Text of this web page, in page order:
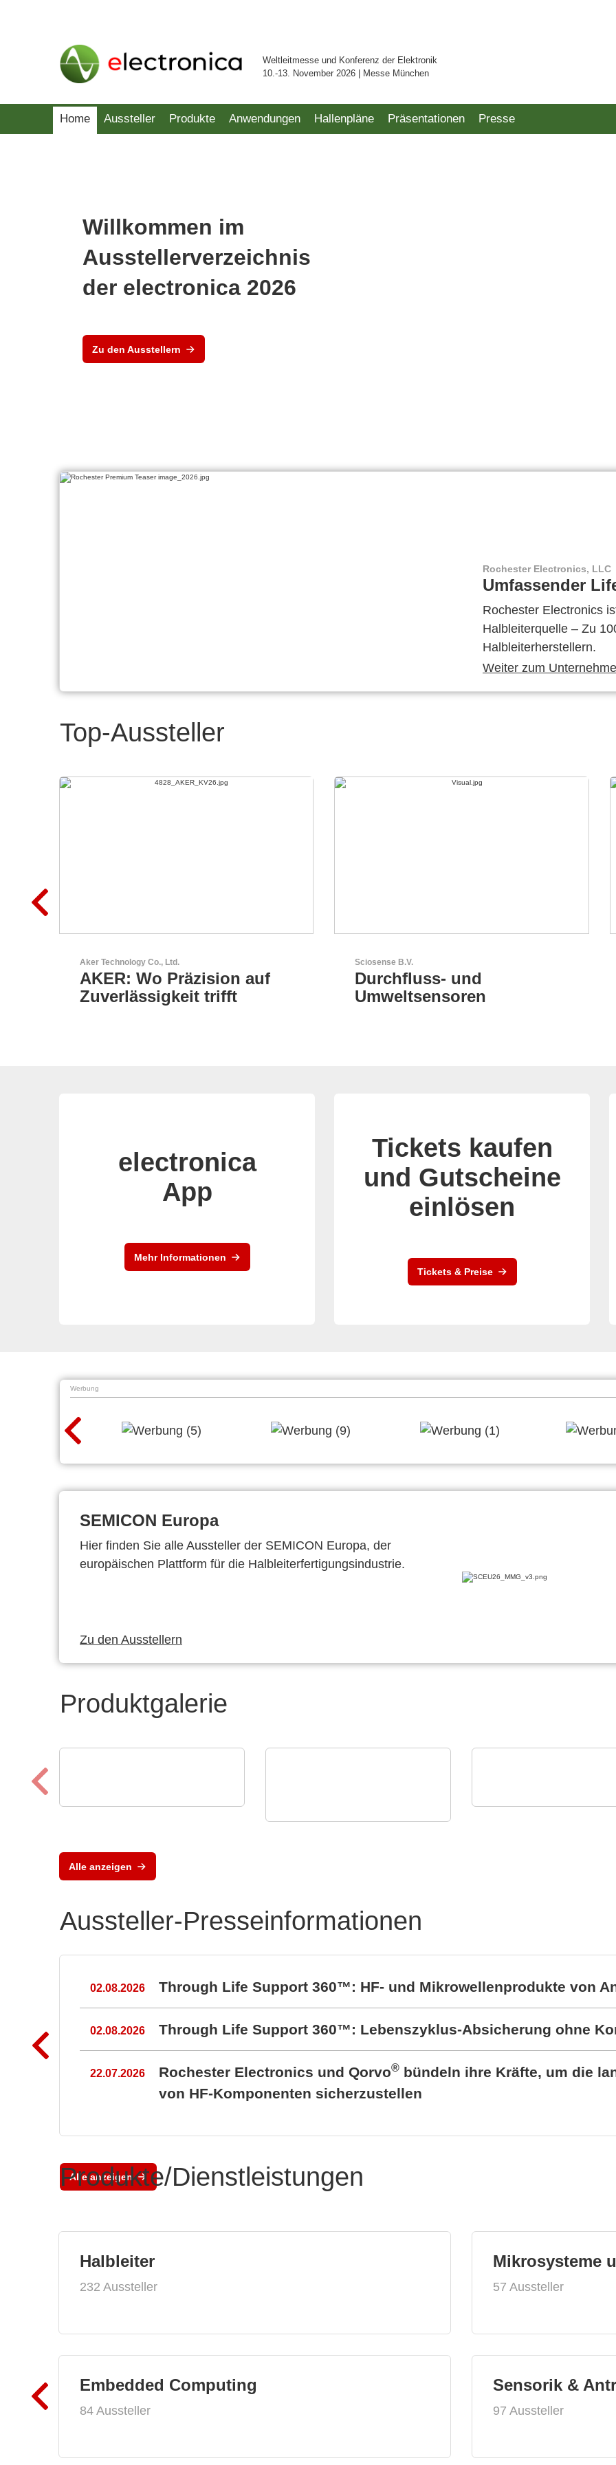
Weltleitmesse und Konferenz der Elektronik
10.-13. November 2026 | Messe München
Home Aussteller Produkte Anwendungen Hallenpläne Präsentationen Presse
Willkommen im
Ausstellerverzeichnis
der electronica 2026
Zu den Ausstellern
Rochester Electronics, LLC
Umfassender
Rochester Electronics
Halbleiterquelle – Zu
Halbleiterherstellern.
Weiter zum
Top-Aussteller
Sciosense B.V.
Durchfluss- und
Umweltsensoren
AKTINA CDS GmbH
AKTINA CDS - Supply
Chain Solutions
electronica
App
Mehr Informationen
Tickets kaufen
und Gutscheine
einlösen
Tickets & Preise
Werbung
SEMICON Europa
Hier finden Sie alle Aussteller der SEMICON Europa, der
europäischen Plattform für die Halbleiterfertigungsindustrie.
Zu den Ausstellern
Produktgalerie
Alle anzeigen
Aussteller-Presseinformationen
02.08.2026 Through Life Support 360™: HF- und Mikrowellenprodukte von
02.08.2026 Through Life Support 360™: Lebenszyklus-Absicherung ohne
22.07.2026 Rochester Electronics und Qorvo® bündeln ihre Kräfte, um die
von HF-Komponenten sicherzustellen
Alle anzeigen
Produkte/Dienstleistungen
Halbleiter
232 Aussteller
Embedded Computing
84 Aussteller
Mikrosysteme
57 Aussteller
Sensorik &
97 Aussteller